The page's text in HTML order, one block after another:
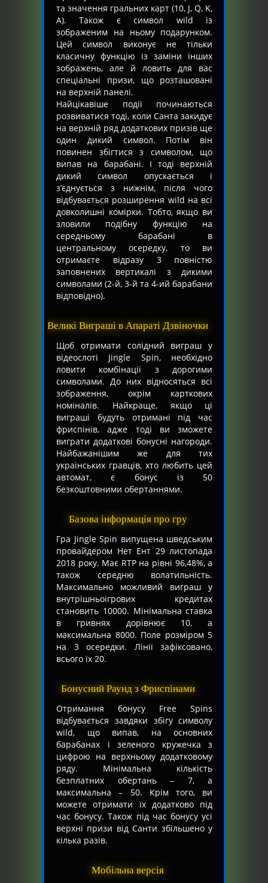
та значення гральних карт (10, J, Q, K,
A). Також є символ wild із
зображеним на ньому подарунком.
Цей символ виконує не тільки
класичну функцію із заміни інших
зображень, але й ловить для вас
спеціальні призи, що розташовані
на верхній панелі.
Найцікавіше події починаються
розвиватися тоді, коли Санта закидує
на верхній ряд додаткових призів ще
один дикий символ. Потім він
повинен збігтися з символом, що
випав на барабані. І тоді верхній
дикий символ опускається і
з’єднується з нижнім, після чого
відбувається розширення wild на всі
довколишні комірки. Тобто, якщо ви
зловили подібну функцію на
середньому барабані в
центральному осередку, то ви
отримаєте відразу 3 повністю
заповнених вертикалі з дикими
символами (2-й, 3-й та 4-ий барабани
відповідно).
Великі Виграші в Апараті Дзвіночки
Щоб отримати солідний виграш у
відеослоті Jingle Spin, необхідно
ловити комбінації з дорогими
символами. До них відносяться всі
зображення, окрім карткових
номіналів. Найкраще, якщо ці
виграші будуть отримані під час
фриспінів, адже тоді ви зможете
виграти додаткові бонусні нагороди.
Найбажанішим же для тих
українських гравців, хто любить цей
автомат, є бонус із 50
безкоштовними обертаннями.
Базова інформація про гру
Гра Jingle Spin випущена шведським
провайдером Нет Ент 29 листопада
2018 року. Має RTP на рівні 96,48%, а
також середню волатильність.
Максимально можливий виграш у
внутрішньоігрових кредитах
становить 10000. Мінімальна ставка
в гривнях дорівнює 10, а
максимальна 8000. Поле розміром 5
на 3 осередки. Лінії зафіксовано,
всього їх 20.
Бонусний Раунд з Фриспінами
Отримання бонусу Free Spins
відбувається завдяки збігу символу
wild, що випав, на основних
барабанах і зеленого кружечка з
цифрою на верхньому додатковому
ряду. Мінімальна кількість
безплатних обертань – 7, а
максимальна – 50. Крім того, ви
можете отримати їх додатково під
час бонусу. Також під час бонусу усі
верхні призи від Санти збільшено у
кілька разів.
Мобільна версія